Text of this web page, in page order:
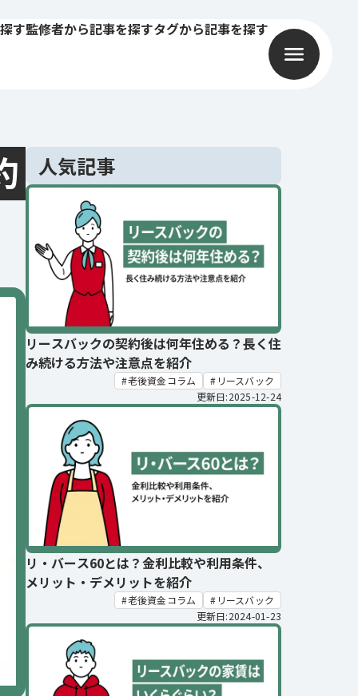
す監修者から記事を探すタグから記事を探す
人気記事
リースバックの契約後は何年住める？長く住
み続ける方法や注意点を紹介
老後資金コラム
リースバック
更新日:2025-12-24
リ・バース60とは？金利比較や利用条件、
メリット・デメリットを紹介
老後資金コラム
リースバック
更新日:2024-01-23